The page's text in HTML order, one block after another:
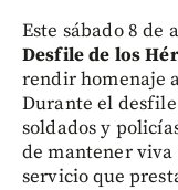
Este sábado 8 de
Desfile de los
rendir homenaje
Durante el
soldados y
de mantener viva
servicio que